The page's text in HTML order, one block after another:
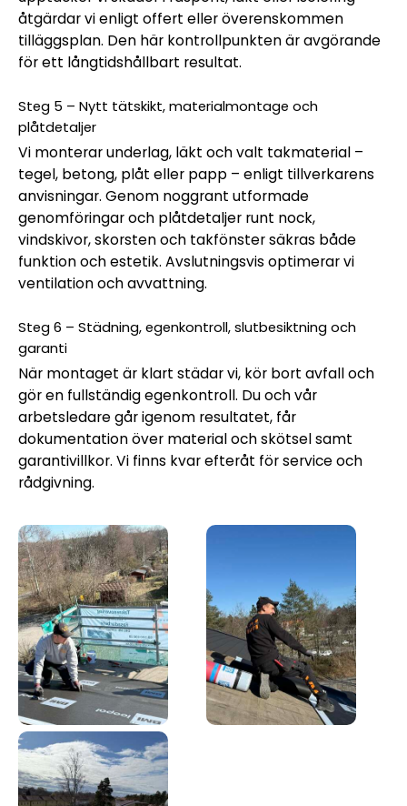
åtgärdar vi enligt offert eller överenskommen
tilläggsplan. Den här kontrollpunkten är avgörande
för ett långtids­hållbart resultat.
Steg 5 – Nytt tätskikt, materialmontage och
plåtdetaljer
Vi monterar underlag, läkt och valt takmaterial –
tegel, betong, plåt eller papp – enligt tillverkarens
anvisningar. Genom noggrant utformade
genomföringar och plåtdetaljer runt nock,
vindskivor, skorsten och takfönster säkras både
funktion och estetik. Avslutningsvis optimerar vi
ventilation och avvattning.
Steg 6 – Städning, egenkontroll, slutbesiktning och
garanti
När montaget är klart städar vi, kör bort avfall och
gör en fullständig egenkontroll. Du och vår
arbetsledare går igenom resultatet, får
dokumentation över material och skötsel samt
garantivillkor. Vi finns kvar efteråt för service och
rådgivning.